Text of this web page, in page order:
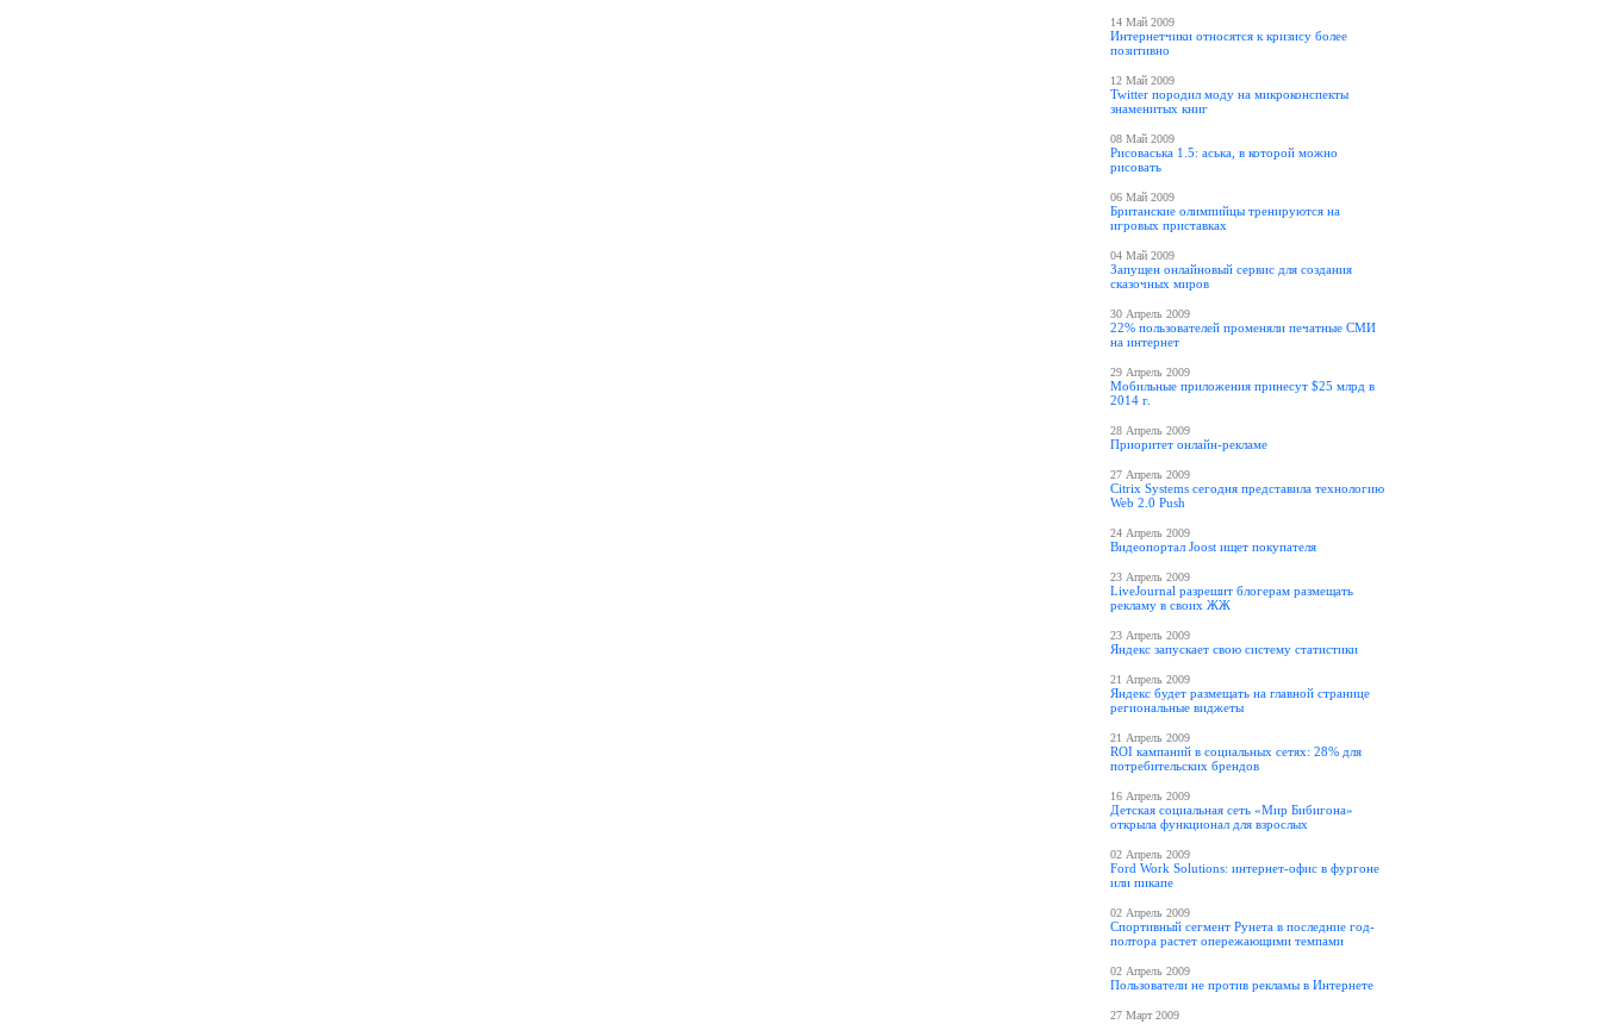
14 Май 2009
Интернетчики относятся к кризису более
позитивно
12 Май 2009
Twitter породил моду на микроконспекты
знаменитых книг
08 Май 2009
Рисоваська 1.5: аська, в которой можно
рисовать
06 Май 2009
Британские олимпийцы тренируются на
игровых приставках
04 Май 2009
Запущен онлайновый сервис для создания
сказочных миров
30 Апрель 2009
22% пользователей променяли печатные СМИ
на интернет
29 Апрель 2009
Мобильные приложения принесут $25 млрд в
2014 г.
28 Апрель 2009
Приоритет онлайн-рекламе
27 Апрель 2009
Citrix Systems сегодня представила технологию
Web 2.0 Push
24 Апрель 2009
Видеопортал Joost ищет покупателя
23 Апрель 2009
LiveJournal разрешит блогерам размещать
рекламу в своих ЖЖ
23 Апрель 2009
Яндекс запускает свою систему статистики
21 Апрель 2009
Яндекс будет размещать на главной странице
региональные виджеты
21 Апрель 2009
ROI кампаний в социальных сетях: 28% для
потребительских брендов
16 Апрель 2009
Детская социальная сеть «Мир Бибигона»
открыла функционал для взрослых
02 Апрель 2009
Ford Work Solutions: интернет-офис в фургоне
или пикапе
02 Апрель 2009
Спортивный сегмент Рунета в последние год-
полтора растет опережающими темпами
02 Апрель 2009
Пользователи не против рекламы в Интернете
27 Март 2009